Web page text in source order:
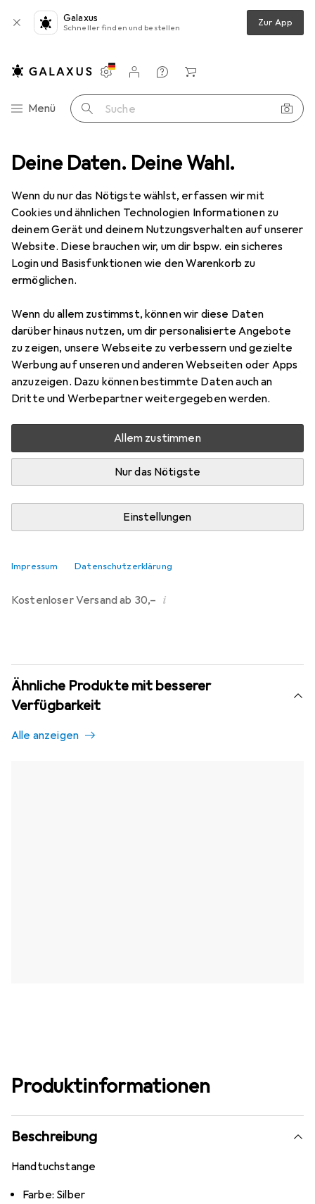
Deine Daten. Deine Wahl.
Wenn du nur das Nötigste wählst, erfassen wir mit
Cookies und ähnlichen Technologien Informationen zu
deinem Gerät und deinem Nutzungsverhalten auf unserer
Website. Diese brauchen wir, um dir bspw. ein sicheres
Login und Basisfunktionen wie den Warenkorb zu
ermöglichen.
Wenn du allem zustimmst, können wir diese Daten
darüber hinaus nutzen, um dir personalisierte Angebote
zu zeigen, unsere Webseite zu verbessern und gezielte
Werbung auf unseren und anderen Webseiten oder Apps
anzuzeigen. Dazu können bestimmte Daten auch an
Dritte und Werbepartner weitergegeben werden.
Allem zustimmen
Nur das Nötigste
Einstellungen
Impressum Datenschutzerklärung
Galaxus
Schneller finden und bestellen Zur App
Navigation nach Kategorien
Menü Suche
Einstellungen
Kundenkonto
Vergleichslisten
Merklisten
Warenkorb
Handtuchhalter + Handtuchhaken
2 Bilder
MSV Gaëtan
EUR
24,20
Bewertungen Marke
Mehr von MSV
Mehr als 10 Stück an Lager beim Lieferanten
Benachrichtigen, wenn schneller verfügbar
Lieferort angeben für genaue Lieferzeit
In den Warenkorb
Vergleichen
Kostenloser Versand ab 30,– i
Ähnliche Produkte mit besserer
Verfügbarkeit
Alle anzeigen
Produktinformationen
Beschreibung
Handtuchstange
Farbe: Silber